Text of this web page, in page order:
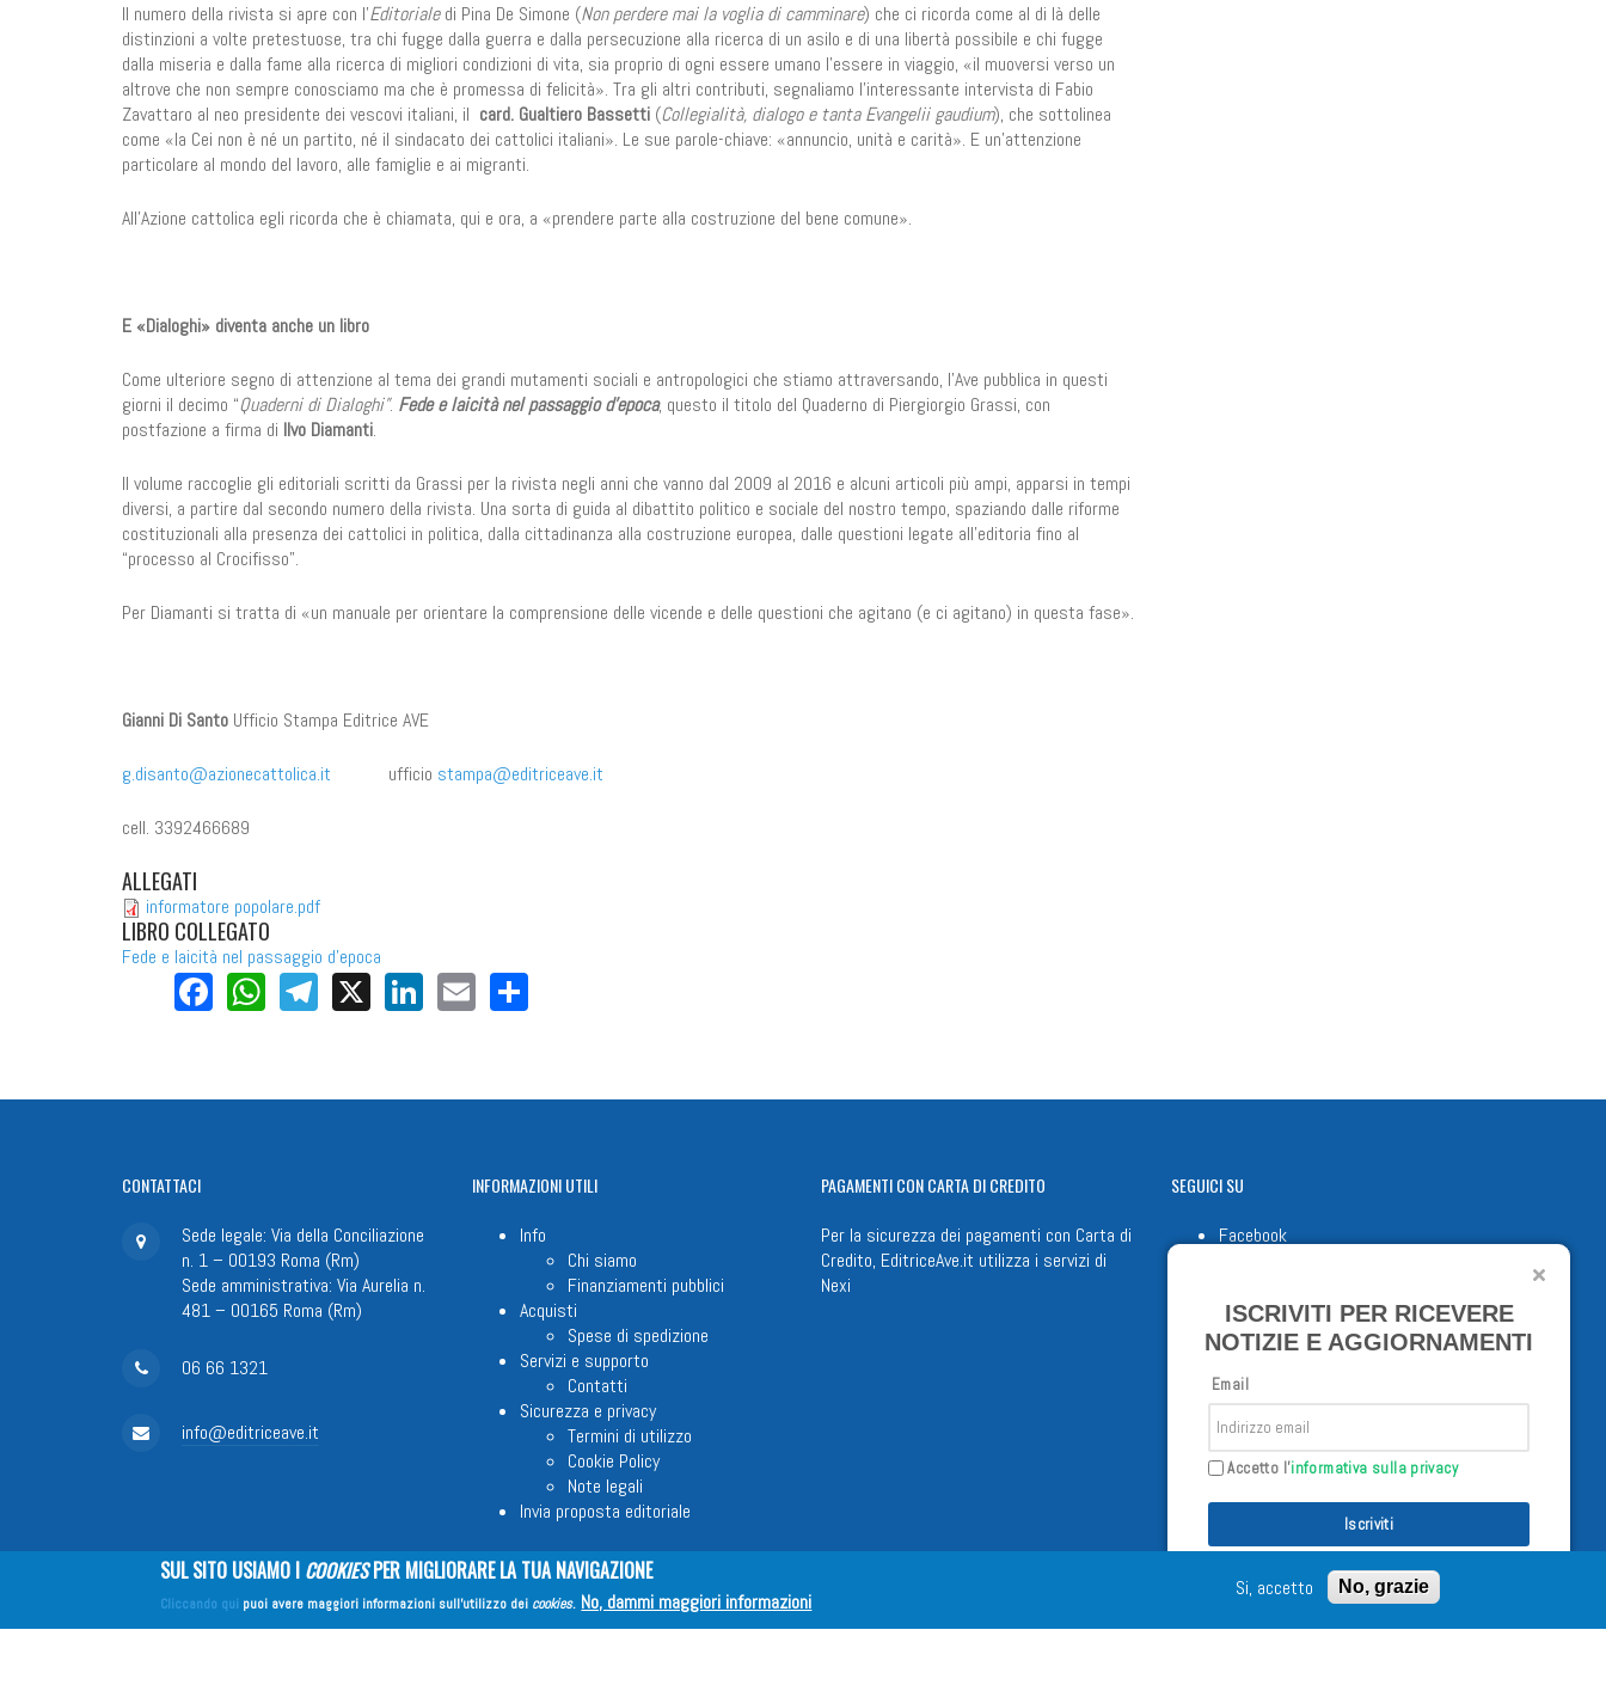
Il numero della rivista si apre con l’Editorialedi Pina De Simone (Non perdere mai la voglia di camminare) che ci ricorda come al di là delle
distinzioni a volte pretestuose, tra chi fugge dalla guerra e dalla persecuzione alla ricerca di un asilo e di una libertà possibile e chi fugge
dalla miseria e dalla fame alla ricerca di migliori condizioni di vita, sia proprio di ogni essere umano l’essere in viaggio, «il muoversi verso un
altrove che non sempre conosciamo ma che è promessa di felicità». Tra gli altri contributi, segnaliamo l’interessante intervista di Fabio
Zavattaro al neo presidente dei vescovi italiani, il card. Gualtiero Bassetti (Collegialità, dialogo e tanta Evangelii gaudium), che sottolinea
come «la Cei non è né un partito, né il sindacato dei cattolici italiani». Le sue parole-chiave: «annuncio, unità e carità». E un’attenzione
particolare al mondo del lavoro, alle famiglie e ai migranti.
All’Azione cattolica egli ricorda che è chiamata, qui e ora, a «prendere parte alla costruzione del bene comune».
E «Dialoghi» diventa anche un libro
Come ulteriore segno di attenzione al tema dei grandi mutamenti sociali e antropologici che stiamo attraversando, l’Ave pubblica in questi
giorni il decimo “Quaderni di Dialoghi”. Fede e laicità nel passaggio d’epoca, questo il titolo del Quaderno di Piergiorgio Grassi, con
postfazione a firma di Ilvo Diamanti.
Il volume raccoglie gli editoriali scritti da Grassi per la rivista negli anni che vanno dal 2009 al 2016 e alcuni articoli più ampi, apparsi in tempi
diversi, a partire dal secondo numero della rivista. Una sorta di guida al dibattito politico e sociale del nostro tempo, spaziando dalle riforme
costituzionali alla presenza dei cattolici in politica, dalla cittadinanza alla costruzione europea, dalle questioni legate all’editoria fino al
“processo al Crocifisso”.
Per Diamanti si tratta di «un manuale per orientare la comprensione delle vicende e delle questioni che agitano (e ci agitano) in questa fase».
Gianni Di Santo Ufficio Stampa Editrice AVE
g.disanto@azionecattolica.it ufficio stampa@editriceave.it
cell. 3392466689
ALLEGATI
informatore popolare.pdf
LIBRO COLLEGATO
Fede e laicità nel passaggio d'epoca
Facebook
WhatsApp
Telegram
X LinkedIn
Email
CONTATTACI
Sede legale: Via della Conciliazione
n. 1 – 00193 Roma (Rm)
Sede amministrativa: Via Aurelia n.
481 – 00165 Roma (Rm)
06 66 1321
info@editriceave.it
INFORMAZIONIUTILI
Info
Chi siamo
Finanziamenti pubblici
Acquisti
Spese di spedizione
Servizi e supporto
Contatti
Sicurezza e privacy
Termini di utilizzo
Cookie Policy
Note legali
Invia proposta editoriale
PAGAMENTICON CARTA DI CREDITO
Per la sicurezza dei pagamenti con Carta di
Credito, EditriceAve.it utilizza i servizi di
Nexi
SEGUICISU
Facebook
Fondazione Apostolicam Actuositatem ETS © 2023 - P.I. 05398481001 - C.F 96306220581 - REA 888781 del 23/02/98 - Tutti i diritti riservati
ISCRIVITI PER RICEVERE
NOTIZIE E AGGIORNAMENTI
Email
Accetto l'informativa sulla privacy
Iscriviti
SUL SITO USIAMO I COOKIESPER MIGLIORARE LA TUA NAVIGAZIONE
Cliccando qui puoi avere maggiori informazioni sull'utilizzo dei cookies. No, dammi maggiori informazioni
Si, accetto No, grazie